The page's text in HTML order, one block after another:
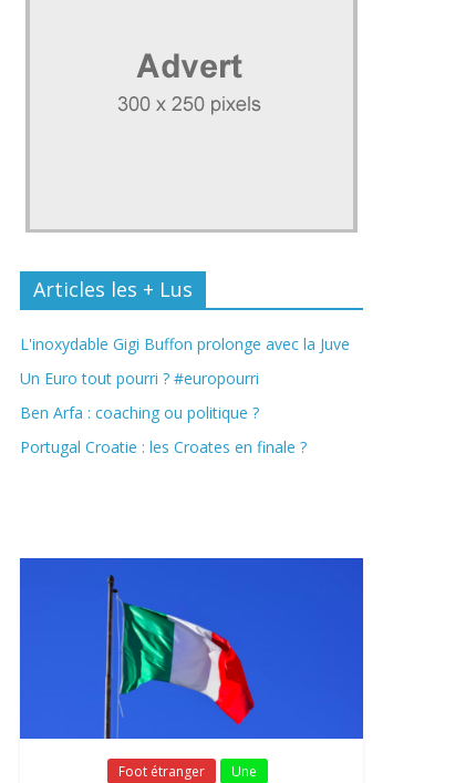
Articles les + Lus
L'inoxydable Gigi Buffon prolonge avec la Juve
Un Euro tout pourri ? #europourri
Ben Arfa : coaching ou politique ?
Portugal Croatie : les Croates en finale ?
Foot étranger Une